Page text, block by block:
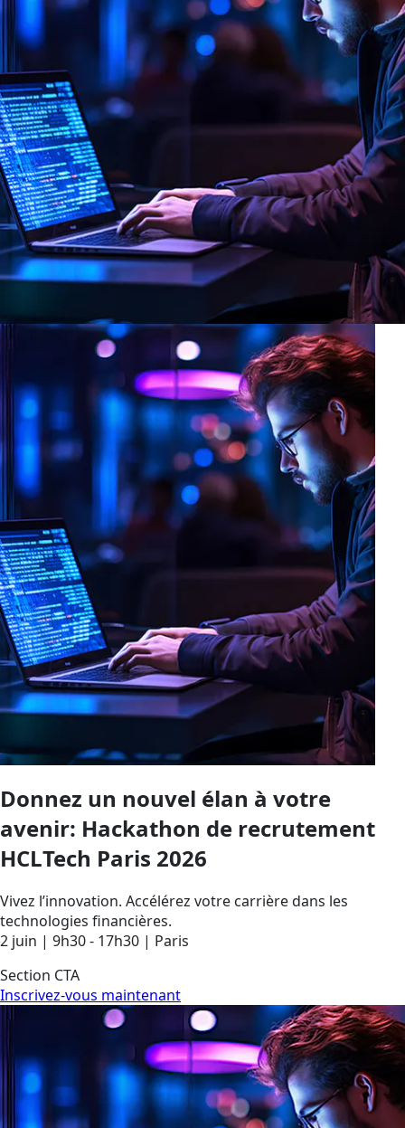
Donnez un nouvel élan à votre
avenir: Hackathon de recrutement
HCLTech Paris 2026
Vivez l’innovation. Accélérez votre carrière dans les
technologies financières.
2 juin | 9h30 - 17h30 | Paris
Section CTA
Inscrivez-vous maintenant